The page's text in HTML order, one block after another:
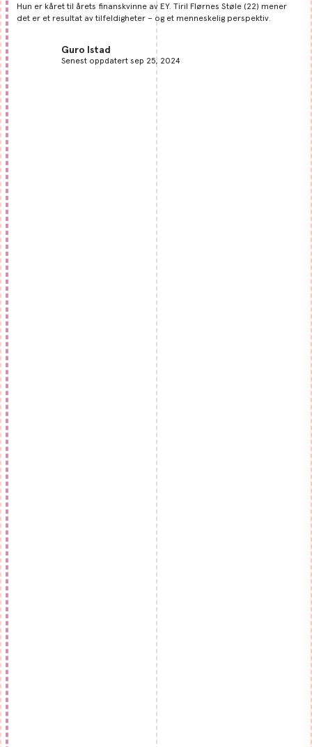
Hun er kåret til årets finanskvinne av EY. Tiril Flørnes Støle (22) mener
det er et resultat av tilfeldigheter – og et menneskelig perspektiv.
Guro Istad
Senest oppdatert sep 25, 2024